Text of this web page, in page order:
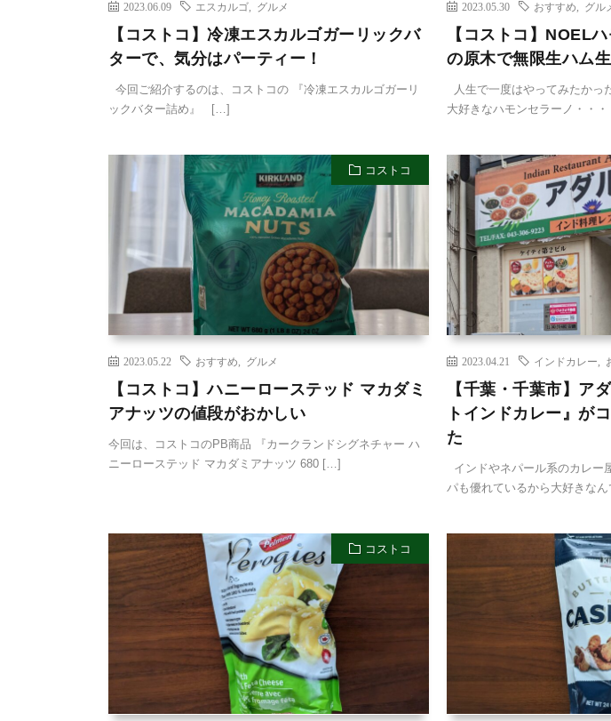
2023.06.09 エスカルゴ グルメ
【コストコ】冷凍エスカルゴガーリックバ
ターで、気分はパーティー！
今回ご紹介するのは、コストコの 『冷凍エスカルゴガーリ
ックバター詰め』 […]
2023.05.30 おすすめ グル
【コストコ】NOEL
の原木で無限生ハム生
人生で一度はやってみたかっ
大好きなハモンセラーノ・・
コストコ
2023.05.22 おすすめ グルメ
【コストコ】ハニーローステッド マカダミ
アナッツの値段がおかしい
今回は、コストコのPB商品 『カークランドシグネチャー ハ
ニーローステッド マカダミアナッツ 680 […]
2023.04.21 インドカレー
【千葉・千葉市】ア
トインドカレー』が
た
インドやネパール系のカレー
パも優れているから大好きな
コストコ